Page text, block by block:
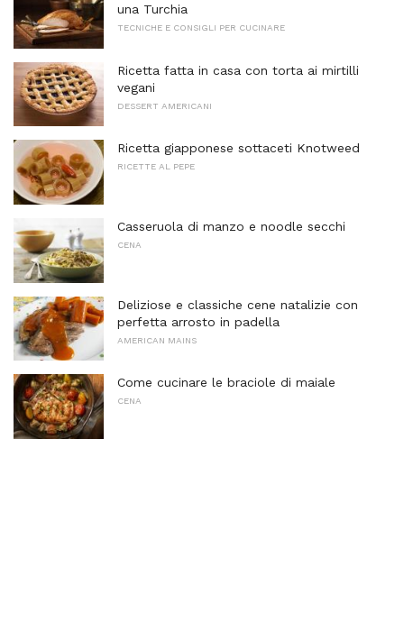
una Turchia
TECNICHE E CONSIGLI PER CUCINARE
Ricetta fatta in casa con torta ai mirtilli
vegani
DESSERT AMERICANI
Ricetta giapponese sottaceti Knotweed
RICETTE AL PEPE
Casseruola di manzo e noodle secchi
CENA
Deliziose e classiche cene natalizie con
perfetta arrosto in padella
AMERICAN MAINS
Come cucinare le braciole di maiale
CENA